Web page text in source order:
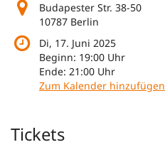
Budapester Str. 38-50
10787 Berlin
Di, 17. Juni 2025
Beginn: 19:00 Uhr
Ende: 21:00 Uhr
Zum Kalender hinzufügen
Produkte
Tickets